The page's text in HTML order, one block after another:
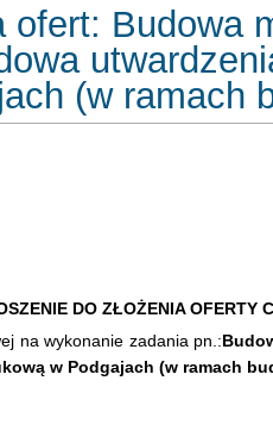
ofert: Budowa
(w ramach
DO ZŁOŻENIA OFERTY
na wykonanie zadania pn.:
w Podgajach (w ramach